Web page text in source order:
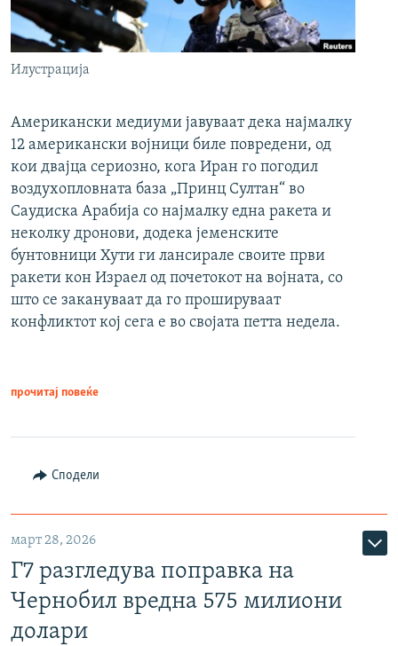
Илустрација
Американски медиуми јавуваат дека најмалку
12 американски војници биле повредени, од
кои двајца сериозно, кога Иран го погодил
воздухопловната база „Принц Султан“ во
Саудиска Арабија со најмалку една ракета и
неколку дронови, додека јеменските
бунтовници Хути ги лансирале своите први
ракети кон Израел од почетокот на војната, со
што се закануваат да го прошируваат
конфликтот кој сега е во својата петта недела.
прочитај повеќе
Сподели
март 28, 2026
Г7 разгледува поправка на
Чернобил вредна 575 милиони
долари